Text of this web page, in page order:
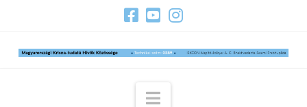
Navigation